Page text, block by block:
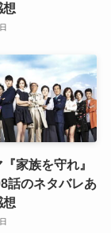
想
家族を守れ』
話のネタバレあ
想